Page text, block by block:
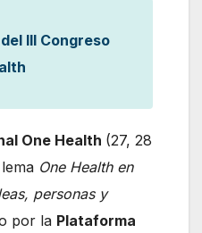
III Congreso
One Health (27, 28
One Health en
personas y
por la Plataforma